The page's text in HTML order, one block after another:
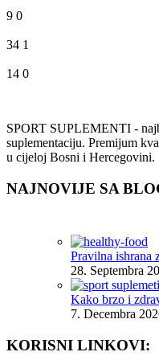
9 0
34 1
14 0
SPORT SUPLEMENTI -
suplementaciju. Premijum
u cijeloj Bosni i Hercegovini.
NAJNOVIJE SA
Pravilna ishrana
28. Septembra
Kako brzo i
7. Decembra
KORISNI LINKOVI: